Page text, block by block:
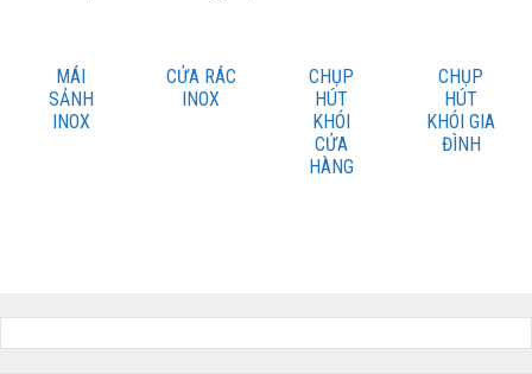
MÁI
SẢNH
INOX
CỬA RÁC
INOX
CHỤP
HÚT
KHÓI
CỬA
HÀNG
CHỤP
HÚT
KHÓI GIA
ĐÌNH